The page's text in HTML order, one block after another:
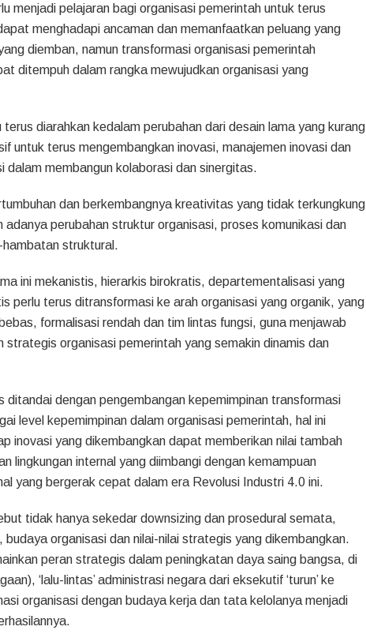
menjadi pelajaran bagi organisasi pemerintah untuk terus
menghadapi ancaman dan memanfaatkan peluang yang
diemban, namun transformasi organisasi pemerintah
ditempuh dalam rangka mewujudkan organisasi yang
diarahkan kedalam perubahan dari desain lama yang kurang
untuk terus mengembangkan inovasi, manajemen inovasi dan
membangun kolaborasi dan sinergitas.
dan berkembangnya kreativitas yang tidak terkungkung
adanya perubahan struktur organisasi, proses komunikasi dan
hambatan struktural.
ini mekanistis, hierarkis birokratis, departementalisasi yang
perlu terus ditransformasi ke arah organisasi yang organik, yang
formalisasi rendah dan tim lintas fungsi, guna menjawab
strategis organisasi pemerintah yang semakin dinamis dan
ditandai dengan pengembangan kepemimpinan transformasi
level kepemimpinan dalam organisasi pemerintah, hal ini
inovasi yang dikembangkan dapat memberikan nilai tambah
lingkungan internal yang diimbangi dengan kemampuan
yang bergerak cepat dalam era Revolusi Industri 4.0 ini.
tidak hanya sekedar downsizing dan prosedural semata,
organisasi dan nilai-nilai strategis yang dikembangkan.
peran strategis dalam peningkatan daya saing bangsa, di
‘lalu-lintas’ administrasi negara dari eksekutif ‘turun’ ke
organisasi dengan budaya kerja dan tata kelolanya menjadi